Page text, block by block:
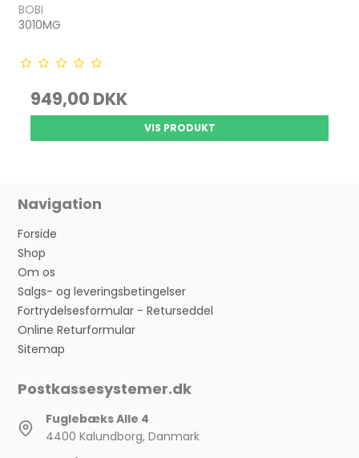
BOBI
3010MG
949,00 DKK
VIS PRODUKT
Navigation
Forside
Shop
Om os
Salgs- og leveringsbetingelser
Fortrydelsesformular - Returseddel
Online Returformular
Sitemap
Postkassesystemer.dk
Fuglebæks Alle 4
4400 Kalundborg, Danmark